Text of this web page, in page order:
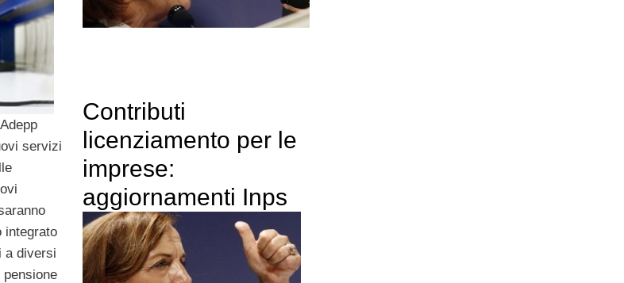
servizi
integrato
a diversi
Contributi
licenziamento per le
imprese:
aggiornamenti Inps